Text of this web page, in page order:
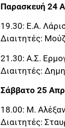
Παρασκευή 24
19.30: Ε.Α.
Διαιτητές:
21.30: Α.Σ.
Διαιτητές:
Σάββατο 25
18.00: Μ.
Διαιτητές: